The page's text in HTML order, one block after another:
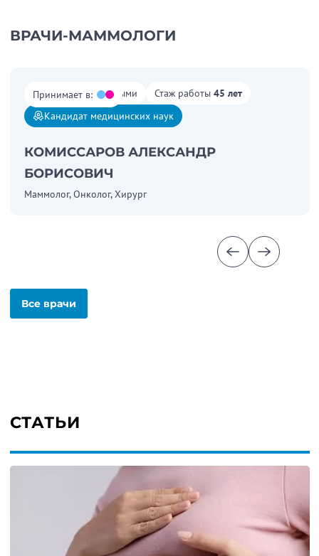
ВРАЧИ-МАММОЛОГИ
Принимает в:
Работает со взрослыми Стаж работы 45 лет
Кандидат медицинских наук
КОМИССАРОВ АЛЕКСАНДР
БОРИСОВИЧ
Маммолог, Онколог, Хирург
Все врачи
СТАТЬИ